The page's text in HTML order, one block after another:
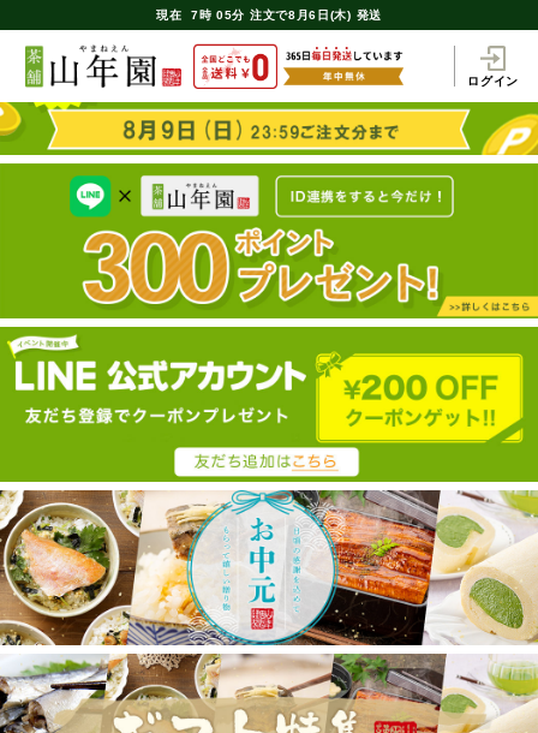
現在 7時 05分 注文で8月6日(木) 発送
ログイン